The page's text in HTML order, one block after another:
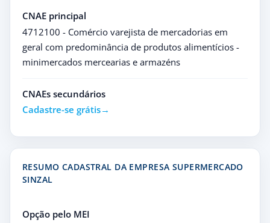
CNAE principal
4712100 - Comércio varejista de mercadorias em
geral com predominância de produtos alimentícios -
minimercados mercearias e armazéns
CNAEs secundários
Cadastre-se grátis
RESUMO CADASTRAL DA EMPRESA SUPERMERCADO
SINZAL
Opção pelo MEI